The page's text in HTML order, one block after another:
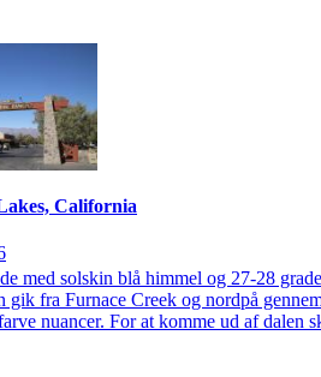
California
med solskin blå himmel og 27-28
gik fra Furnace Creek og nordpå
nuancer. For at komme ud af dalen